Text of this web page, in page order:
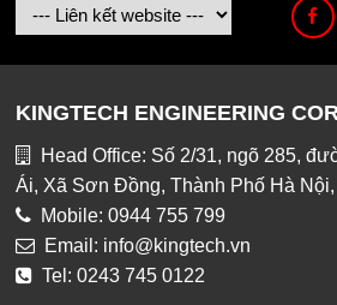
KINGTECH ENGINEERING
Head Office: Số 2/31, ngõ 285,
Ái, Xã Sơn Đồng, Thành Phố Hà
Mobile: 0944 755 799
Email: info@kingtech.vn
Tel: 0243 745 0122